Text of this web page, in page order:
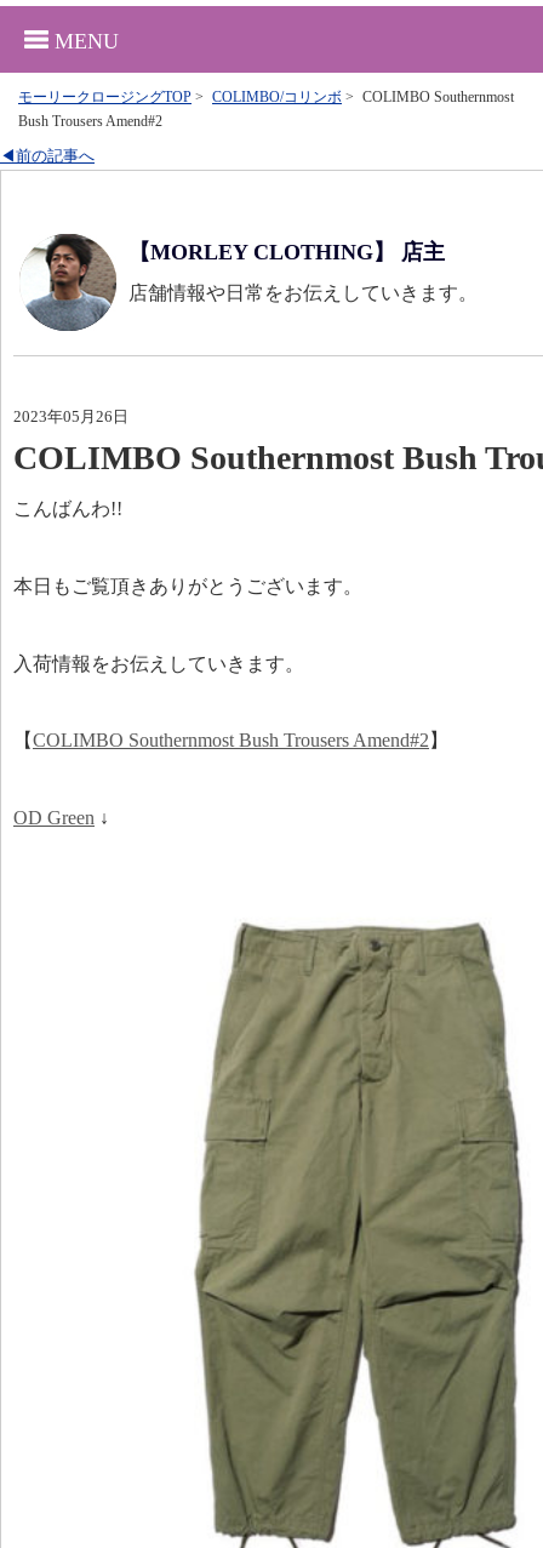
MENU
モーリークロージングTOP > COLIMBO/コリンボ > COLIMBO Southernmost
Bush Trousers Amend#2
◀前の記事へ
【MORLEY CLOTHING】 店主
店舗情報や日常をお伝えしていきます。
2023年05月26日
COLIMBO Southernmost Bush
こんばんわ!!
本日もご覧頂きありがとうございます。
入荷情報をお伝えしていきます。
【COLIMBO Southernmost Bush Trousers Amend#2 】
OD Green ↓